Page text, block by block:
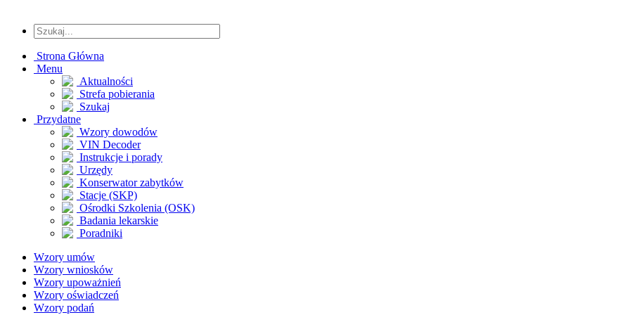
Strona Główna
Menu
Aktualności
Strefa pobierania
Szukaj
Przydatne
Wzory dowodów
VIN Decoder
Instrukcje i porady
Urzędy
Konserwator zabytków
Stacje (SKP)
Ośrodki Szkolenia (OSK)
Badania lekarskie
Poradniki
Wzory umów
Wzory wniosków
Wzory upoważnień
Wzory oświadczeń
Wzory podań